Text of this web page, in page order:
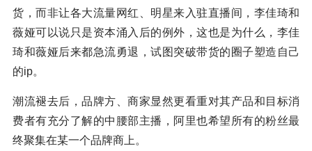
货，而非让各大流量网红、明星来入驻直播间，李佳琦和
薇娅可以说只是资本涌入后的例外，这也是为什么，李佳
琦和薇娅后来都急流勇退，试图突破带货的圈子塑造自己
的ip。
潮流褪去后，品牌方、商家显然更看重对其产品和目标消
费者有充分了解的中腰部主播，阿里也希望所有的粉丝最
终聚集在某一个品牌商上。